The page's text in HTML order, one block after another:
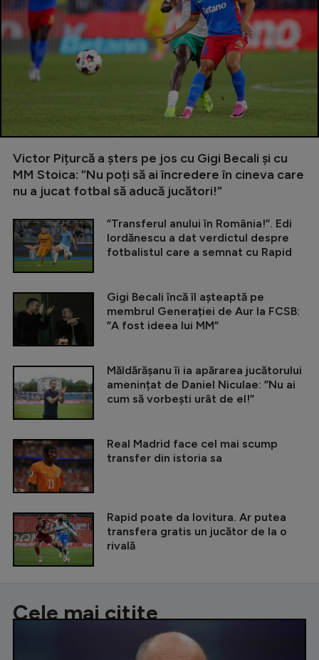
Victor Pițurcă a șters pe jos cu Gigi Becali și cu
MM Stoica: ”Nu poți să ai încredere în cineva care
nu a jucat fotbal să aducă jucători!”
”Transferul anului în România!”. Edi
Iordănescu a dat verdictul despre
fotbalistul care a semnat cu Rapid
Gigi Becali încă îl așteaptă pe
membrul Generației de Aur la FCSB:
”A fost ideea lui MM”
Măldărășanu îi ia apărarea jucătorului
amenințat de Daniel Niculae: ”Nu ai
cum să vorbești urât de el!”
Real Madrid face cel mai scump
transfer din istoria sa
Rapid poate da lovitura. Ar putea
transfera gratis un jucător de la o
rivală
Cele mai citite